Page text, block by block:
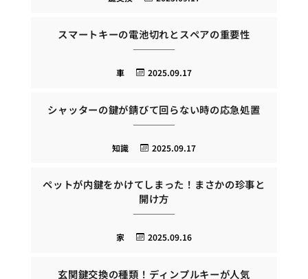
スマートキーの電池切れとスペアの重要性
2025.09.17
車
シャッターの鍵が錆びて回らない時の応急処置
2025.09.17
知識
ペットが内鍵をかけてしまった！まさかの珍事と
開け方
2025.09.16
家
玄関鍵交換の種類！ディンプルキーが人気